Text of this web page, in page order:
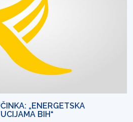
„ENERGETSKA
BIH“